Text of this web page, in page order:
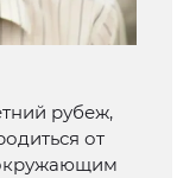
рубеж,
от